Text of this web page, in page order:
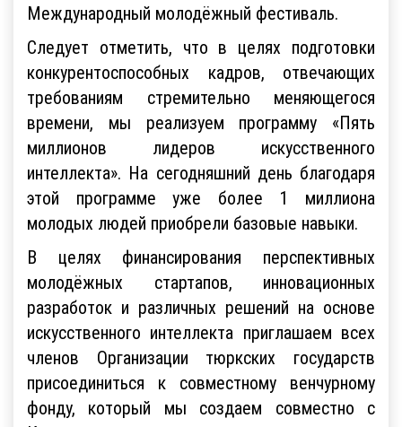
Международный молодёжный фестиваль.
Следует отметить, что в целях подготовки
конкурентоспособных кадров, отвечающих
требованиям стремительно меняющегося
времени, мы реализуем программу «Пять
миллионов лидеров искусственного
интеллекта». На сегодняшний день благодаря
этой программе уже более 1 миллиона
молодых людей приобрели базовые навыки.
В целях финансирования перспективных
молодёжных стартапов, инновационных
разработок и различных решений на основе
искусственного интеллекта приглашаем всех
членов Организации тюркских государств
присоединиться к совместному венчурному
фонду, который мы создаем совместно с